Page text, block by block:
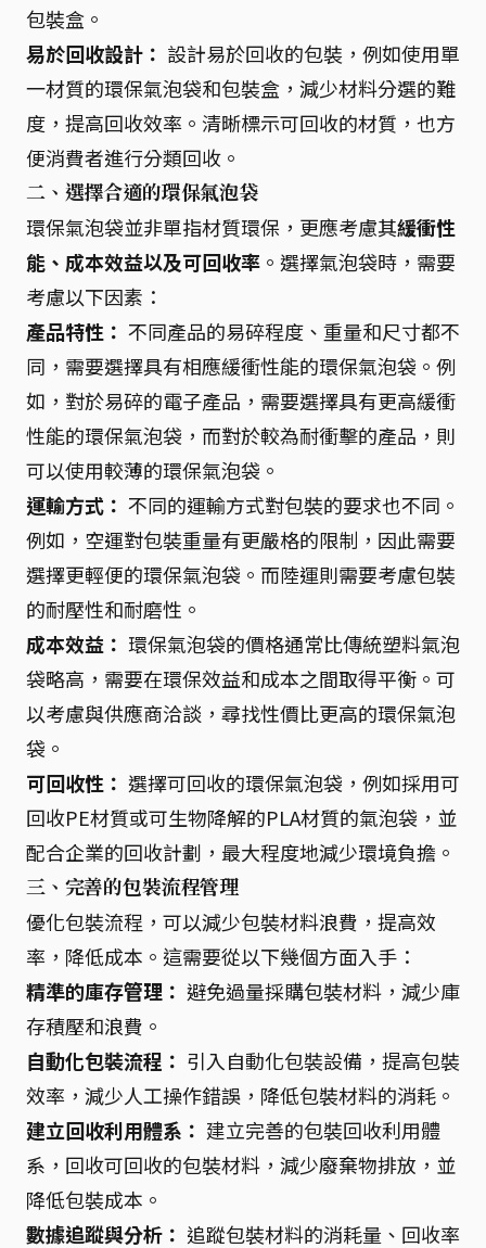
包裝盒。
易於回收設計： 設計易於回收的包裝，例如使用單
一材質的環保氣泡袋和包裝盒，減少材料分選的難
度，提高回收效率。清晰標示可回收的材質，也方
便消費者進行分類回收。
二、選擇合適的環保氣泡袋
環保氣泡袋並非單指材質環保，更應考慮其緩衝性
能、成本效益以及可回收率 。選擇氣泡袋時，需要
考慮以下因素：
產品特性： 不同產品的易碎程度、重量和尺寸都不
同，需要選擇具有相應緩衝性能的環保氣泡袋。例
如，對於易碎的電子產品，需要選擇具有更高緩衝
性能的環保氣泡袋，而對於較為耐衝擊的產品，則
可以使用較薄的環保氣泡袋。
運輸方式： 不同的運輸方式對包裝的要求也不同。
例如，空運對包裝重量有更嚴格的限制，因此需要
選擇更輕便的環保氣泡袋。而陸運則需要考慮包裝
的耐壓性和耐磨性。
成本效益： 環保氣泡袋的價格通常比傳統塑料氣泡
袋略高，需要在環保效益和成本之間取得平衡。可
以考慮與供應商洽談，尋找性價比更高的環保氣泡
袋。
可回收性： 選擇可回收的環保氣泡袋，例如採用可
回收PE材質或可生物降解的PLA材質的氣泡袋，並
配合企業的回收計劃，最大程度地減少環境負擔。
三、完善的包裝流程管理
優化包裝流程，可以減少包裝材料浪費，提高效
率，降低成本。這需要從以下幾個方面入手：
精準的庫存管理： 避免過量採購包裝材料，減少庫
存積壓和浪費。
自動化包裝流程： 引入自動化包裝設備，提高包裝
效率，減少人工操作錯誤，降低包裝材料的消耗。
建立回收利用體系： 建立完善的包裝回收利用體
系，回收可回收的包裝材料，減少廢棄物排放，並
降低包裝成本。
數據追蹤與分析： 追蹤包裝材料的消耗量、回收率